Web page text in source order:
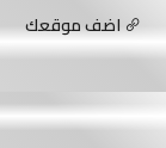
اضف موقعك